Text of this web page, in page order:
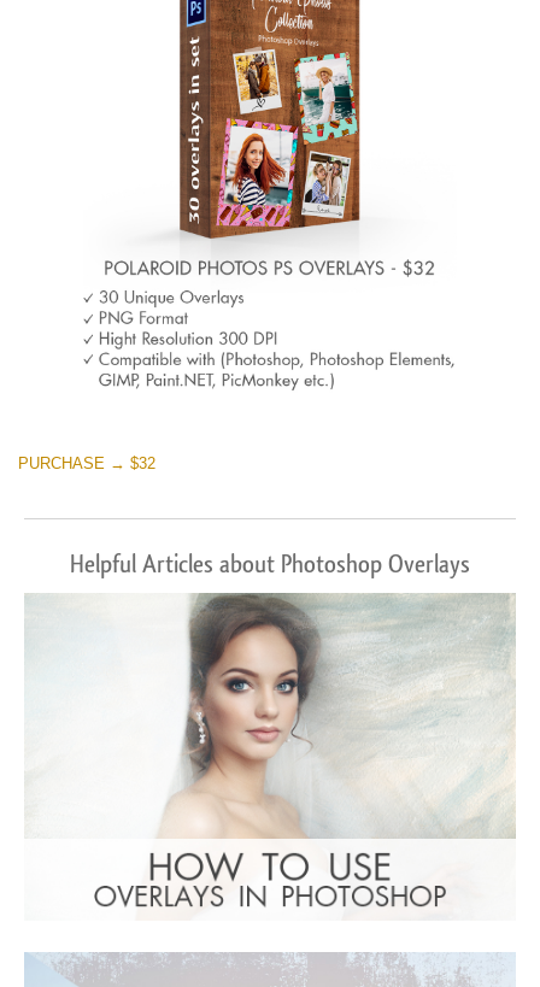
PURCHASE → $32
Helpful Articles about Photoshop Overlays